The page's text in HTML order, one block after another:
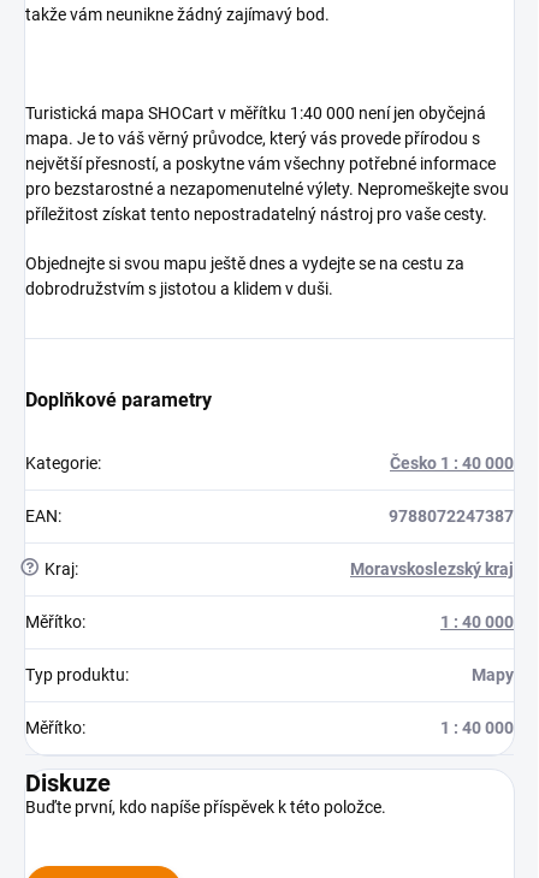
takže vám neunikne žádný zajímavý bod.
Turistická mapa SHOCart v měřítku 1:40 000 není jen obyčejná
mapa. Je to váš věrný průvodce, který vás provede přírodou s
největší přesností, a poskytne vám všechny potřebné informace
pro bezstarostné a nezapomenutelné výlety. Nepromeškejte svou
příležitost získat tento nepostradatelný nástroj pro vaše cesty.
Objednejte si svou mapu ještě dnes a vydejte se na cestu za
dobrodružstvím s jistotou a klidem v duši.
Doplňkové parametry
Kategorie: Česko 1 : 40 000
EAN: 9788072247387
? Kraj: Moravskoslezský kraj
Měřítko: 1 : 40 000
Typ produktu: Mapy
Měřítko: 1 : 40 000
Diskuze
Buďte první, kdo napíše příspěvek k této položce.